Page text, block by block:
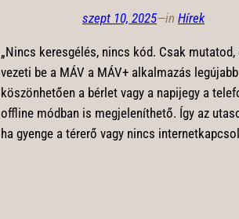
szept 10, 2025—in Hírek
„Nincs keresgélés, nincs kód. Csak mutatod,
vezeti be a MÁV a MÁV+ alkalmazás
köszönhetően a bérlet vagy a napijegy a
offline módban is megjeleníthető. Így az
ha gyenge a térerő vagy nincs